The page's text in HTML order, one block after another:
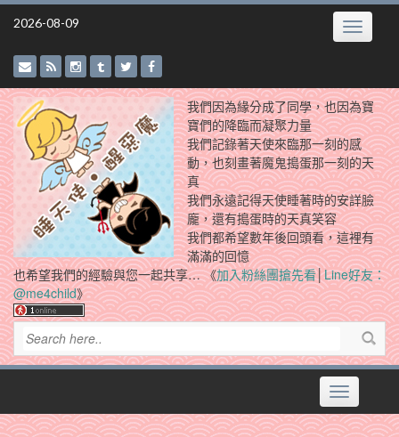
Skip
2026-08-09 Toggle
我們因為緣分成了同學，也因為寶
寶們的降臨而凝聚力量
我們記錄著天使來臨那一刻的感
動，也刻畫著魔鬼搗蛋那一刻的天
真
我們永遠記得天使睡著時的安詳臉
龐，還有搗蛋時的天真笑容
我們都希望數年後回頭看，這裡有
滿滿的回憶
也希望我們的經驗與您一起共享… 《加入粉絲團搶先看│Line好友：
@me4child》
Toggle
navigation